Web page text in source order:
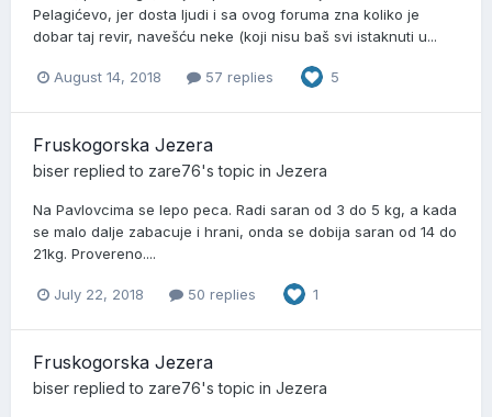
Pelagićevo, jer dosta ljudi i sa ovog foruma zna koliko je
dobar taj revir, navešću neke (koji nisu baš svi istaknuti u...
August 14, 2018 57 replies 5
Fruskogorska Jezera
biser replied to zare76's topic in Jezera
Na Pavlovcima se lepo peca. Radi saran od 3 do 5 kg, a kada
se malo dalje zabacuje i hrani, onda se dobija saran od 14 do
21kg. Provereno....
July 22, 2018 50 replies 1
Fruskogorska Jezera
biser replied to zare76's topic in Jezera